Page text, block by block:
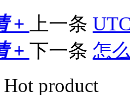
+
上一条
+ 下一条 怎
product